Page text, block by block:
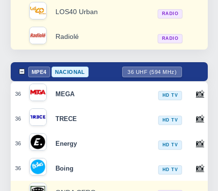
LOS40 Urban RADIO
Radiolé RADIO
MPE4 NACIONAL 36 UHF (594 MHz)
36 MEGA HD TV 📸
36 TRECE HD TV 📸
36 Energy HD TV 📸
36 Boing HD TV 📸